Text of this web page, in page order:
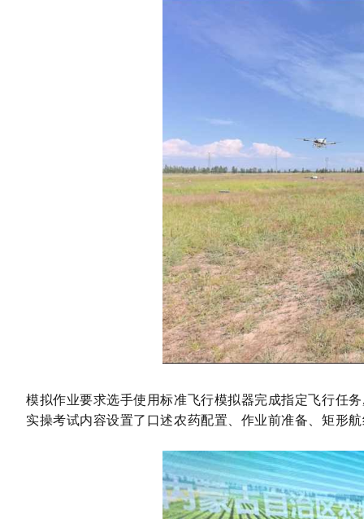
模拟作业要求选手使用标准飞行模拟器完成指定飞行任务
实操考试内容设置了口述农药配置、作业前准备、矩形